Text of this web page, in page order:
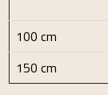
100 cm
150 cm